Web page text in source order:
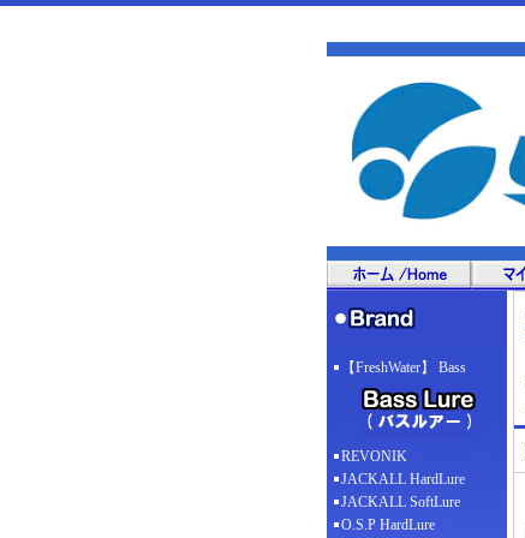
【FreshWater】 Bass
REVONIK
JACKALL HardLure
JACKALL SoftLure
O.S.P HardLure